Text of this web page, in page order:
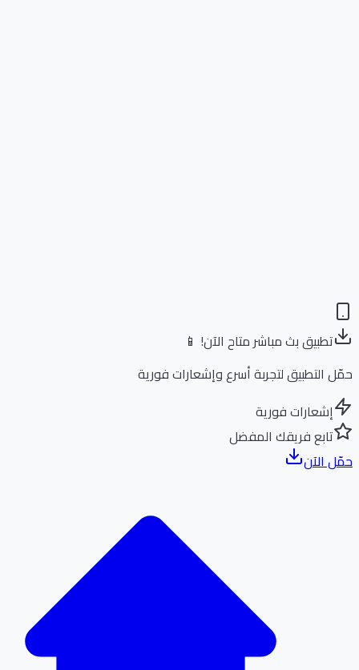
تطبيق بث مباشر متاح الآن! 📱
التطبيق لتجربة أسرع وإشعارات فورية
إشعارات فورية
تابع فريقك المفضل
الآن